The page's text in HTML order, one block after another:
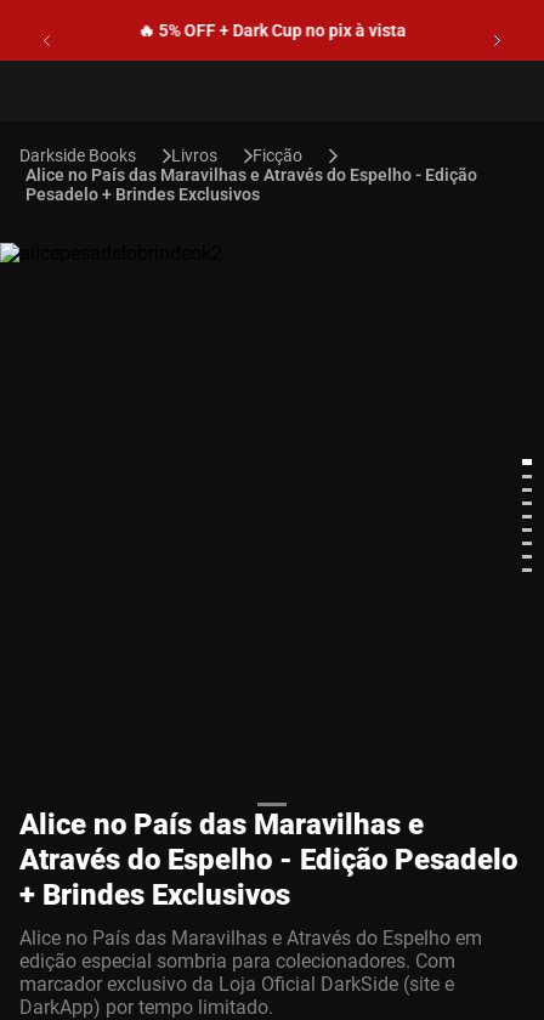
🔥 5% OFF + Dark Cup no pix à vista
Livros
Ficção
Alice no País das Maravilhas e Através do Espelho - Edição
Pesadelo + Brindes Exclusivos
Alice no País das Maravilhas e
Através do Espelho - Edição Pesadelo
+ Brindes Exclusivos
Alice no País das Maravilhas e Através do Espelho em
edição especial sombria para colecionadores. Com
marcador exclusivo da Loja Oficial DarkSide (site e
DarkApp) por tempo limitado.